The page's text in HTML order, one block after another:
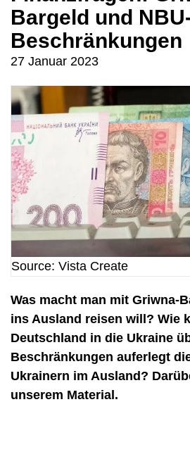
Bargeld und
Beschränkungen
27 Januar 2023
Source: Vista Create
Was macht man mit Griwna-
ins Ausland reisen will? Wie
Deutschland in die Ukraine
Beschränkungen auferlegt
Ukrainern im Ausland?
unserem Material.